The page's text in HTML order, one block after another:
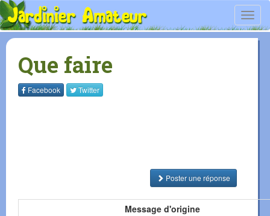
Que faire
Facebook Twitter
Poster une réponse
Message d'origine